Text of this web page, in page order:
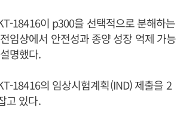
18416이 p300을 선택적으로 분해하는
임상에서 안전성과 종양 성장 억제 가능
명했다.
18416의 임상시험계획(IND) 제출을 2
고 있다.